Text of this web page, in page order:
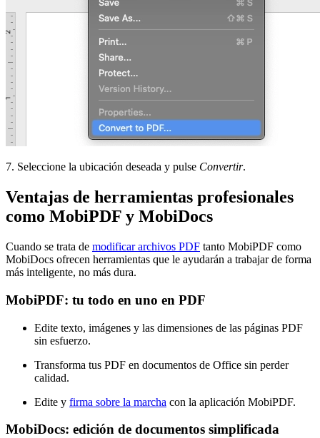
7. Seleccione la ubicación deseada y pulse Convertir.
Ventajas de herramientas profesionales
como MobiPDF y MobiDocs
Cuando se trata de modificar archivos PDF tanto MobiPDF como
MobiDocs ofrecen herramientas que le ayudarán a trabajar de forma
más inteligente, no más dura.
MobiPDF: tu todo en uno en PDF
Edite texto, imágenes y las dimensiones de las páginas PDF
sin esfuerzo.
Transforma tus PDF en documentos de Office sin perder
calidad.
Edite y firma sobre la marcha con la aplicación MobiPDF.
MobiDocs: edición de documentos simplificada